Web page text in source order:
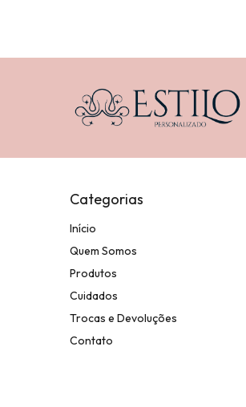
Categorias
Início
Quem Somos
Produtos
Cuidados
Trocas e Devoluções
Contato